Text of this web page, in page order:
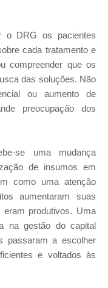
o DRG os pacientes
cada tratamento e
compreender que os
das soluções. Não
ou aumento de
preocupação dos
se uma mudança
de insumos em
como uma atenção
aumentaram suas
produtivos. Uma
na gestão do capital
passaram a escolher
e voltados às